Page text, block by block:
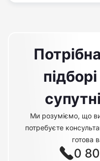
Ми розуміємо, що
потребуєте
готова
0